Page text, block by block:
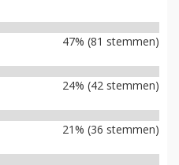
47% (81 stemmen)
24% (42 stemmen)
21% (36 stemmen)